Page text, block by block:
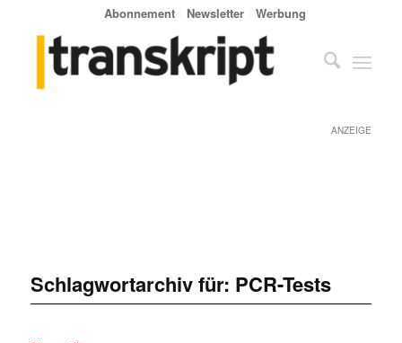
Abonnement Newsletter Werbung
ANZEIGE
Schlagwortarchiv für: PCR-Tests